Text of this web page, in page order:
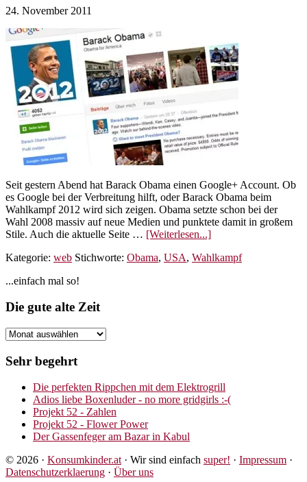
24. November 2011
Seit gestern Abend hat Barack Obama einen Google+ Account. Ob
es Google bei der Verbreitung hilft, oder Barack Obama beim
Wahlkampf 2012 wird sich zeigen. Obama setzte schon bei der
Wahl 2008 massiv auf neue Medien und punktete damit in großem
Stile. Auch die aktuelle Seite … [Weiterlesen...]ÜberBarack
auf
Kategorie: web Stichworte: Obama, USA, Wahlkampf
Seitenspalte
...einfach mal so!
Footer
Die gute alte Zeit
Die
alte
Sehr begehrt
Die perfekten Rippchen mit dem Elektrogrill
Adios liebe Boxenluder - no more gridgirls :-(
Projekt 52 - Zahlen
Projekt 52 - Flower Power
Der Gassenfeger am Bazar in Kabul
© 2026 · Konsumkinder.at· Wir sind einfach super! · Impressum ·
Datenschutzerklaerung · Über uns